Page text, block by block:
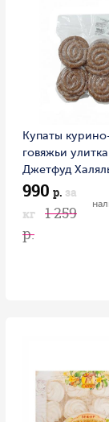
Купаты
говяжьи улитка
Джетфуд
Россия
990 р. за
кг
1 259
р.